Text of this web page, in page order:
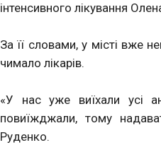
інтенсивного лікування
За її словами, у місті вже
чимало лікарів.
«У нас уже виїхали усі
повиїжджали, тому
Руденко.